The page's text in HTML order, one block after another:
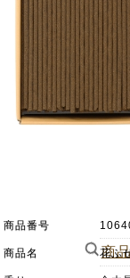
商
商品番号
商品名 花ふ